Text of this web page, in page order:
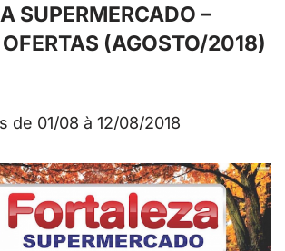
SUPERMERCADO –
(AGOSTO/2018)
de 01/08 à 12/08/2018